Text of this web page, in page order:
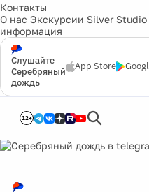
Контакты
О нас Экскурсии Silver Studio
информация
Слушайте
Серебряный
дождь
App Store
12+